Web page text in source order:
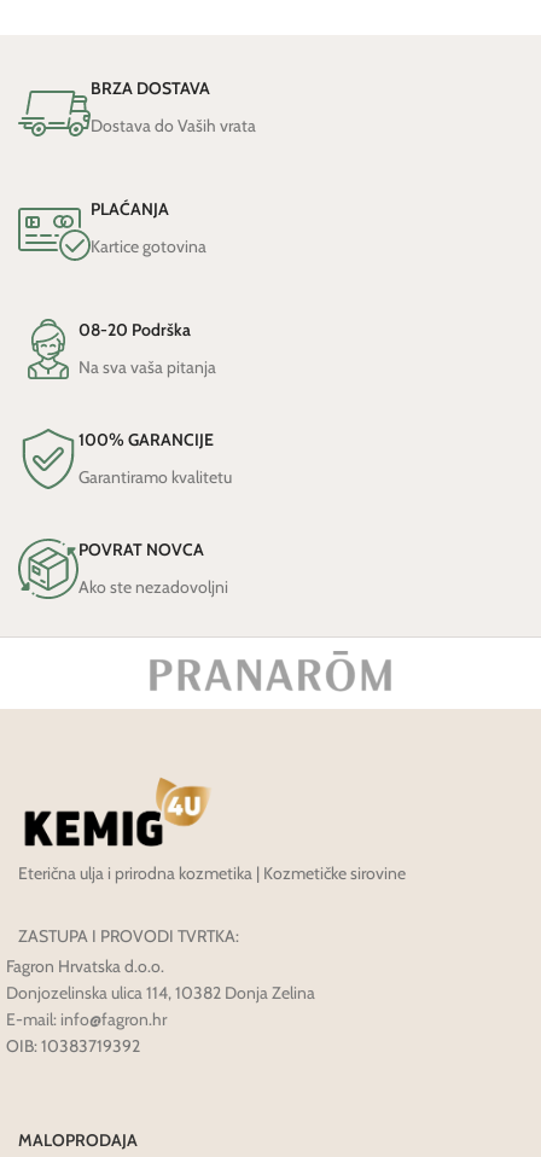
BRZA DOSTAVA
Dostava do Vaših vrata
PLAĆANJA
Kartice gotovina
08-20 Podrška
Na sva vaša pitanja
100% GARANCIJE
Garantiramo kvalitetu
POVRAT NOVCA
Ako ste nezadovoljni
Eterična ulja i prirodna kozmetika | Kozmetičke sirovine
ZASTUPA I PROVODI TVRTKA:
Fagron Hrvatska d.o.o.
Donjozelinska ulica 114, 10382 Donja Zelina
E-mail: info@fagron.hr
OIB: 10383719392
MALOPRODAJA